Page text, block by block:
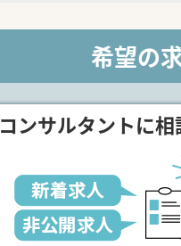
希望の
コンサルタントに相